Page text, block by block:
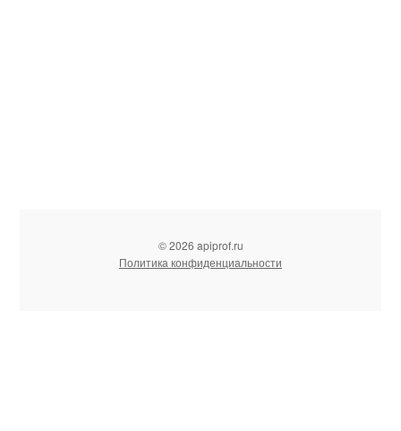
© 2026 apiprof.ru
Политика конфиденциальности